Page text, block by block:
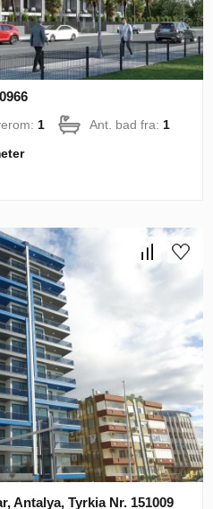
1 Ant. bad fra:1
Antalya, Tyrkia Nr. 151009